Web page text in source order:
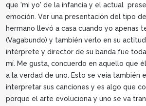
que 'mi yo' de la infancia y el actual
emoción. Ver una presentación del tipo
hermano llevó a casa cuando yo apenas
(Vagabundo) y también verlo en su
intérprete y director de su banda fue
mí. Me gusta, concuerdo en aquello que
a la verdad de uno. Esto se veía también
interpretar sus canciones y es algo que
porque el arte evoluciona y uno se va